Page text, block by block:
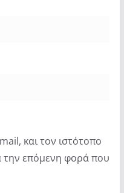
και τον ιστότοπο
την επόμενη φορά που